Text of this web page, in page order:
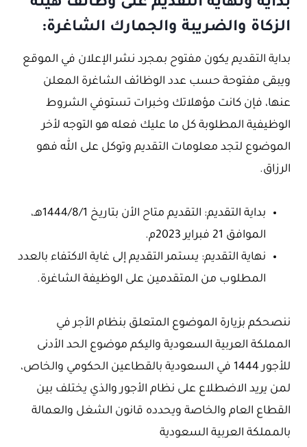
بداية ونهاية التقديم على وظائف هيئة
الزكاة والضريبة والجمارك الشاغرة:
بداية التقديم يكون مفتوح بمجرد نشر الإعلان في الموقع
ويبقى مفتوحة حسب عدد الوظائف الشاغرة المعلن
عنها، فإن كانت مؤهلاتك وخبرات تستوفي الشروط
الوظيفية المطلوبة كل ما عليك فعله هو التوجه لأخر
الموضوع لتجد معلومات التقديم وتوكل على الله فهو
الرزاق.
بداية التقديم: التقديم متاح الأن بتاريخ 1444/8/1هـ،
الموافق 21 فبراير 2023م.
نهاية التقديم: يستمر التقديم إلى غاية الاكتفاء بالعدد
المطلوب من المتقدمين على الوظيفة الشاغرة.
ننصحكم بزيارة الموضوع المتعلق بنظام الأجر في
المملكة العربية السعودية واليكم موضوع الحد الأدنى
للأجور 1444 في السعودية بالقطاعين الحكومي والخاص،
لمن يريد الاضطلاع على نظام الأجور والذي يختلف بين
القطاع العام والخاصة ويحدده قانون الشغل والعمالة
بالمملكة العربية السعودية